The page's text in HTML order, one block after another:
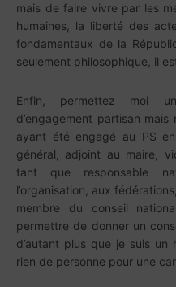
mais de faire vivre par les
humaines, la liberté des
fondamentaux de la
seulement philosophique, il
Enfin, permettez moi
d’engagement partisan mais
ayant été engagé au PS
général, adjoint au maire,
tant que responsable
l’organisation, aux
membre du conseil
permettre de donner un
d’autant plus que je suis un
rien de personne pour une